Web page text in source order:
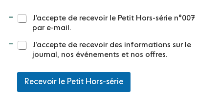
S
a
s
i
C
t
m
J’accepte de recevoir le Petit Hors-série n°007
par e-mail.
J’accepte de recevoir des informations sur le
journal, nos événements et nos offres.
Recevoir le Petit Hors-série